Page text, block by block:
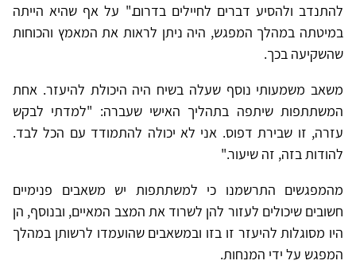
להתנדב ולהסיע דברים לחיילים בדרום." על אף שהיא הייתה
במיטתה במהלך המפגש, היה ניתן לראות את המאמץ והכוחות
שהשקיעה בכך.
משאב משמעותי נוסף שעלה בשיח היה היכולת להיעזר. אחת
המשתתפות שיתפה בתהליך האישי שעברה: "למדתי לבקש
עזרה, זו שבירת דפוס. אני לא יכולה להתמודד עם הכל לבד.
להודות בזה, זה שיעור."
מהמפגשים התרשמנו כי למשתתפות יש משאבים פנימיים
חשובים שיכולים לעזור להן לשרוד את המצב המאיים, ובנוסף, הן
היו מסוגלות להיעזר זו בזו ובמשאבים שהועמדו לרשותן במהלך
המפגש על ידי המנחות.